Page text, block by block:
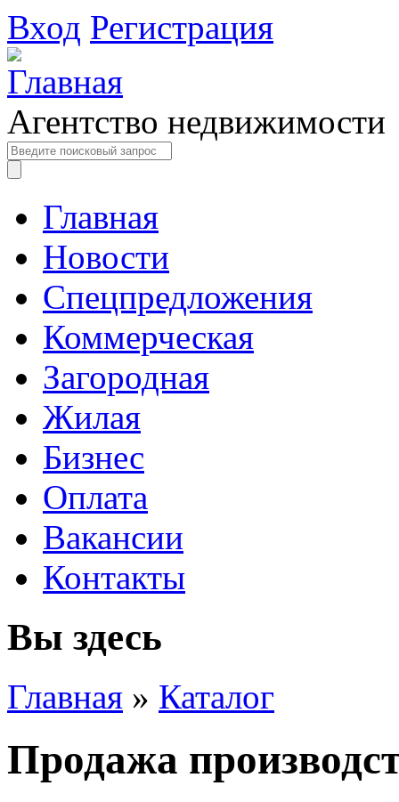
Вход Регистрация
Агентство недвижимости
Главная
Новости
Спецпредложения
Коммерческая
Загородная
Жилая
Бизнес
Оплата
Вакансии
Контакты
Вы здесь
Главная » Каталог
Продажа